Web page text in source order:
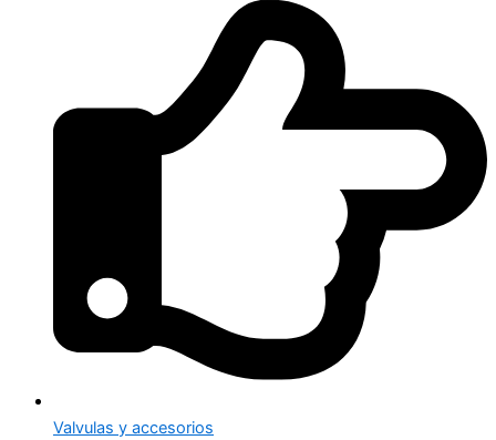
Valvulas y accesorios